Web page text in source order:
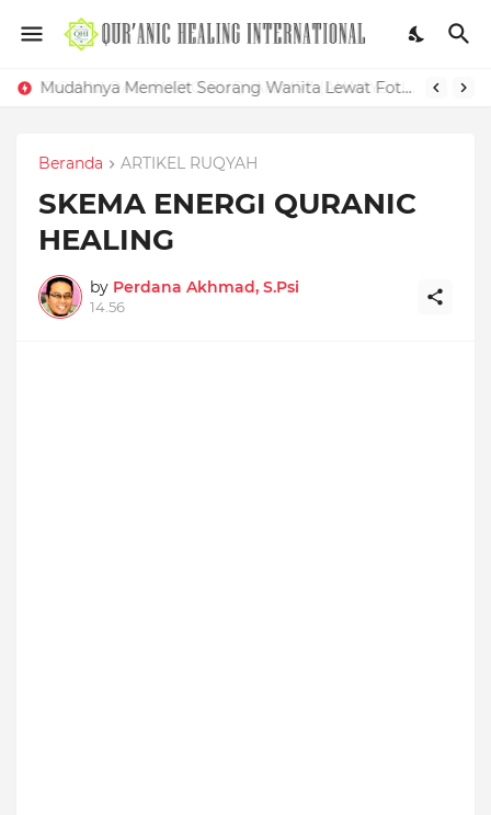
Mudahnya Memelet Seorang Wanita Lewat Foto di Facebook
Beranda ARTIKEL RUQYAH
SKEMA ENERGI QURANIC
HEALING
by Perdana Akhmad, S.Psi
14.56